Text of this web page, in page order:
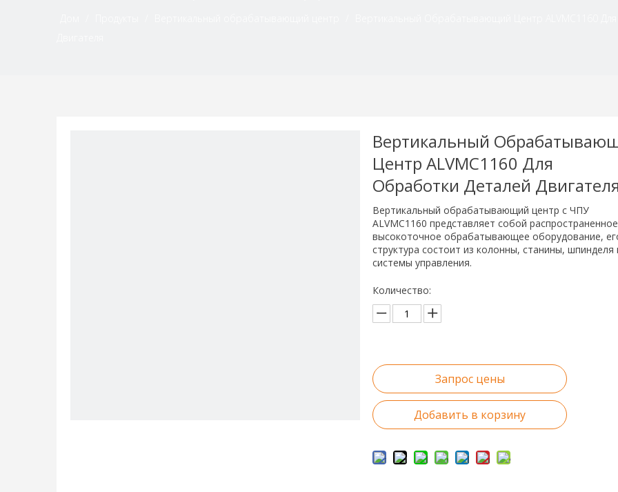
Вертикальный
Центр ALVMC1160 Для
Обработки Деталей
Вертикальный обрабатывающий центр с ЧПУ
ALVMC1160 представляет собой распространенное
высокоточное обрабатывающее оборудование,
структура состоит из колонны, станины, шпинделя
системы управления.
Количество:
Запрос цены
Добавить в корзину